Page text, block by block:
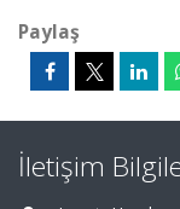
Paylaş
İletişim